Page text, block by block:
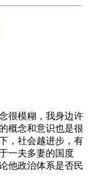
很模糊，我身边许
概念和意识也是很
，社会越进步，有
一夫多妻的国度
他政治体系是否民